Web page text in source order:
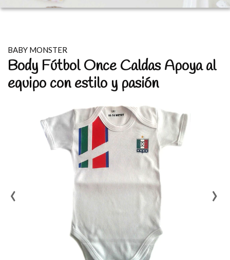
BABY MONSTER
Body Fútbol Once Caldas Apoya al
equipo con estilo y pasión
‹ ›